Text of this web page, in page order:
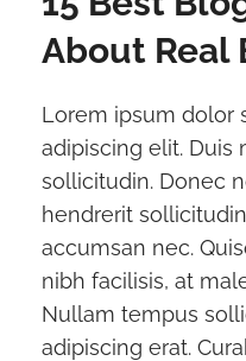
About Real
Lorem ipsum dolor
adipiscing elit. Duis
sollicitudin. Donec
hendrerit
accumsan nec.
nibh facilisis, at
Nullam tempus
adipiscing erat.